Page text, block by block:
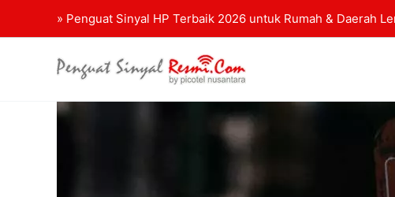
» Penguat Sinyal HP Terbaik 2026 untuk Rumah & Daerah